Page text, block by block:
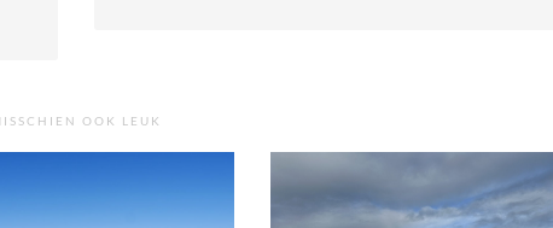
OOK LEUK